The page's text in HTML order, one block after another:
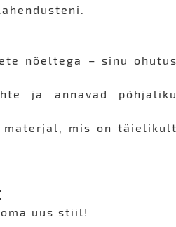
nõeltega – sinu
ja annavad
materjal, mis on
uus stiil!